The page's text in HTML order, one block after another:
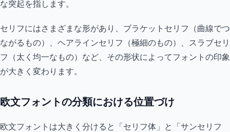
な突起を指します。
セリフにはさまざまな形があり、ブラケットセリフ（曲線でつ
ながるもの）、ヘアラインセリフ（極細のもの）、スラブセリ
フ（太く均一なもの）など、その形状によってフォントの印象
が大きく変わります。
欧文フォントの分類における位置づけ
欧文フォントは大きく分けると「セリフ体」と「サンセリフ